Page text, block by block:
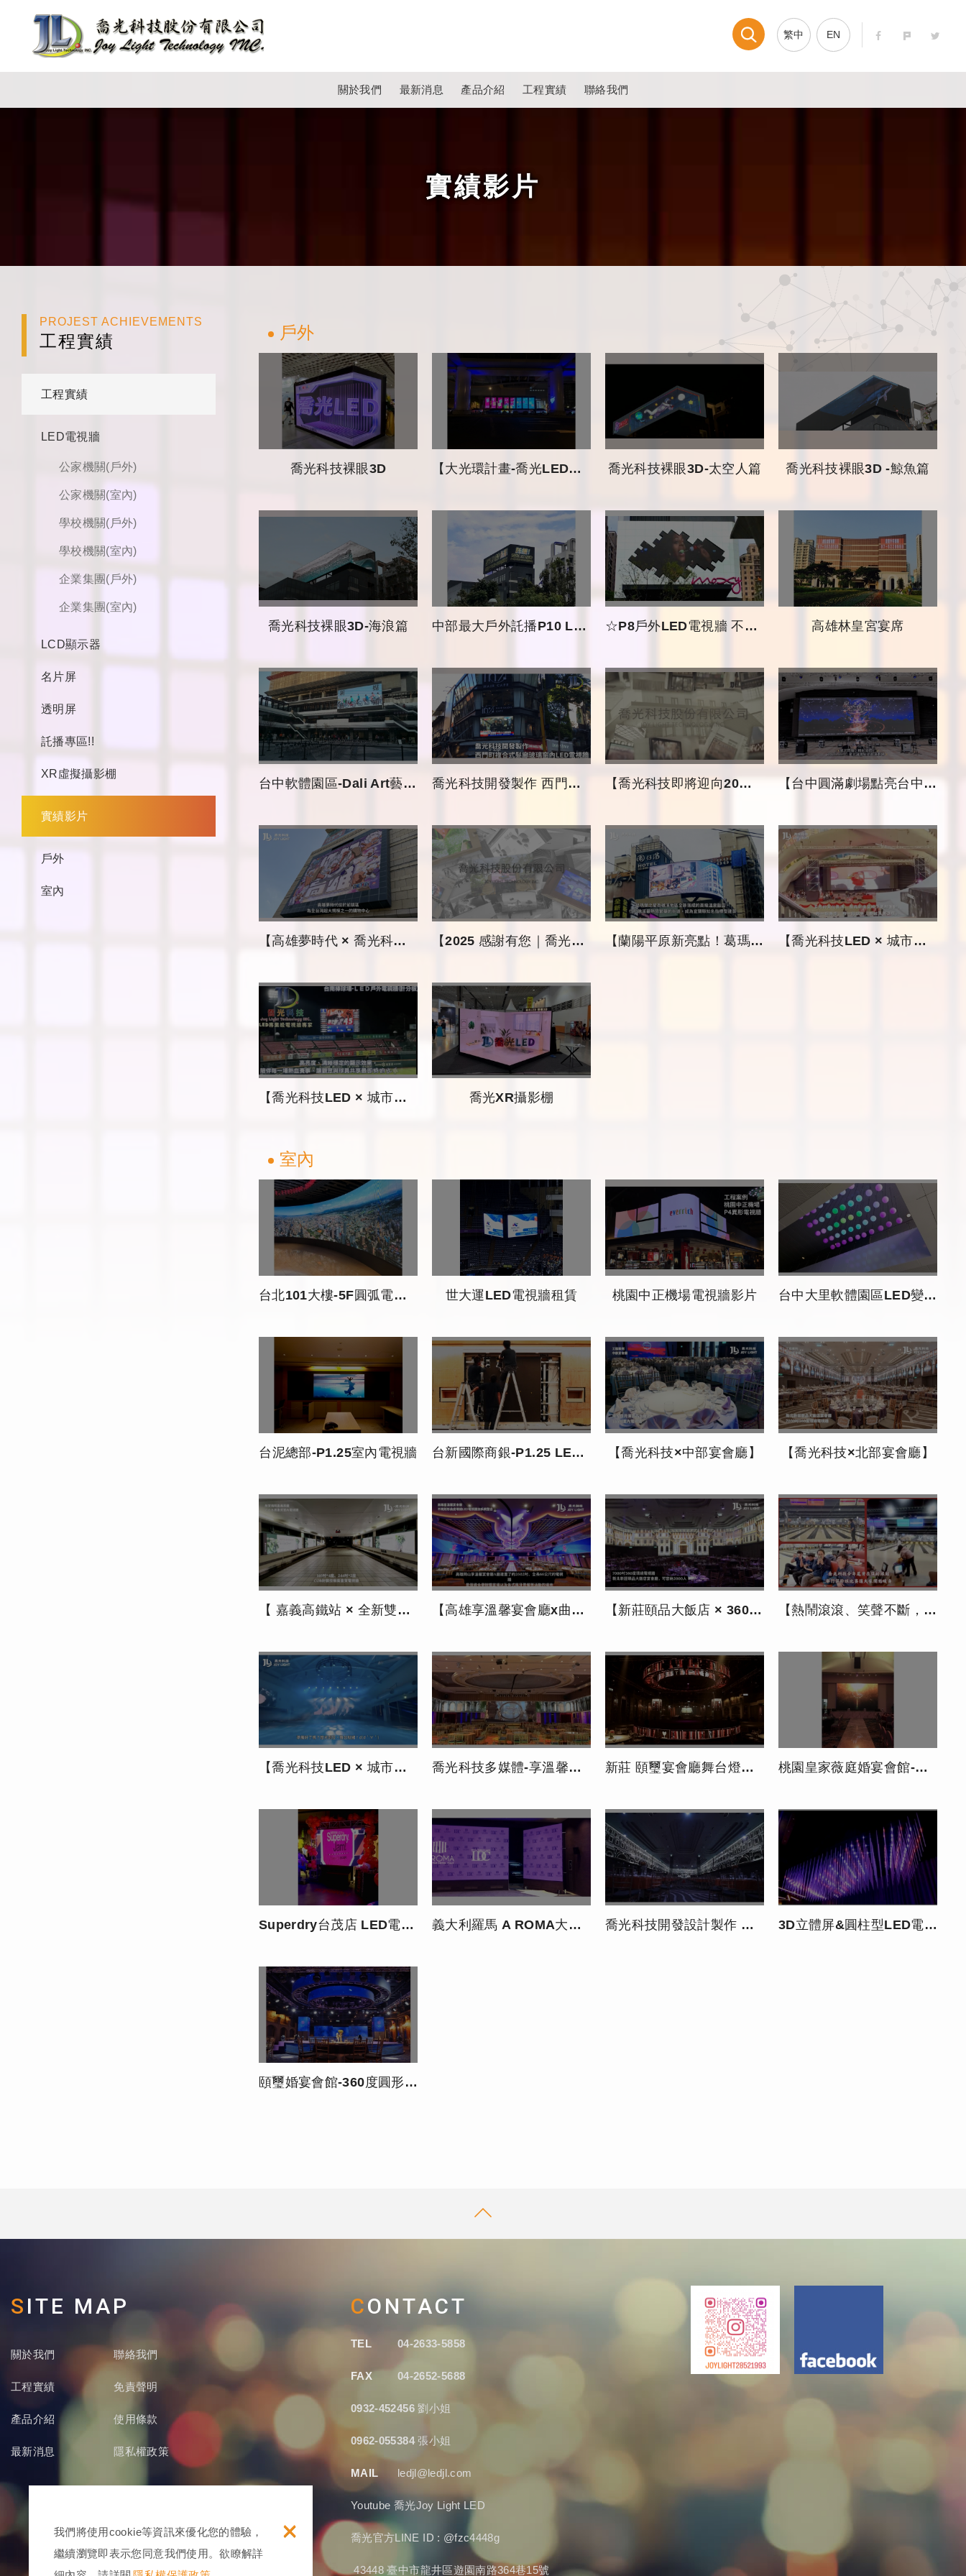
我們將使用cookie等資訊來優化您的體驗，
繼續瀏覽即表示您同意我們使用。欲瞭解詳
×
繁中 EN
關於我們 最新消息 產品介紹 工程實績 聯絡我們
實績影片
PROJEST ACHIEVEMENTS
工程實績
工程實績
LED電視牆
公家機關(戶外)
公家機關(室內)
學校機關(戶外)
學校機關(室內)
企業集團(戶外)
企業集團(室內)
LCD顯示器
名片屏
透明屏
託播專區!!
XR虛擬攝影棚
實績影片
戶外
室內
戶外
喬光科技裸眼3D 【大光環計畫-喬光LED點亮台中✨】 喬光科技裸眼3D-太空人篇 喬光科技裸眼3D -鯨魚篇
喬光科技裸眼3D-海浪篇 中部最大戶外託播P10 LED 電視牆 ☆P8戶外LED電視牆 不規則造型異形屏☆ 高雄林皇宮宴席
台中軟體園區-Dali Art藝術廣場電視牆 喬光科技開發製作 西門町複合式髮廊玻璃窗內LED電視牆 【喬光科技即將迎向20週年囉！】 【台中圓滿劇場點亮台中夜空，見證喬光精彩時刻！】
【高雄夢時代 × 喬光科技 × 提點人群視覺焦點】 【2025 感謝有您｜喬光科技工程實績回顧】 【蘭陽平原新亮點！葛瑪蘭之星弧形巨幕閃耀頂端】 【喬光科技LED × 城市地標案例｜台中文化局圓滿劇場 & 菲律賓聖誕節】
【喬光科技LED × 城市地標案例｜台中文化局圓滿劇場 & 台南棒球場】 喬光XR攝影棚
室內
台北101大樓-5F圓弧電視牆&動態球 世大運LED電視牆租賃 桃園中正機場電視牆影片 台中大里軟體園區LED變色動態燈球
台泥總部-P1.25室內電視牆 台新國際商銀-P1.25 LED電視牆安裝 【喬光科技×中部宴會廳】 【喬光科技×北部宴會廳】
【 嘉義高鐵站 × 全新雙排迎賓大道電視牆】 【高雄享溫馨宴會廳x曲面電視牆及環控系統整合】 【新莊頤品大飯店 × 360° 環繞視覺里程碑】 【熱鬧滾滾、笑聲不斷，喬光科技年度尾牙圓滿落幕！】
【喬光科技LED × 城市地標案例｜麥寮鄉立生活美學館與舞台燈光整合】 喬光科技多媒體-享溫馨婚宴會館開場動畫製作 新莊 頤璽宴會廳舞台燈光秀 影片來源by新娘物語 桃園皇家薇庭婚宴會館-獨家對開式螢幕+多媒體數位環控環繞電視牆
Superdry台茂店 LED電視牆租賃 義大利羅馬 A ROMA大飯店-室內超大LED電視牆 喬光科技開發設計製作 亞洲宴會廳超大室內環繞高解析異形-新莊頤品大飯店 3D立體屏&圓柱型LED電視牆
頤璽婚宴會館-360度圓形雙層升降LED螢幕
SITE MAP
關於我們
工程實績
產品介紹
最新消息
聯絡我們
免責聲明
使用條款
隱私權政策
CONTACT
TEL 04-2633-5858
FAX 04-2652-5688
0932-452456劉小姐
0962-055384張小姐
MAIL ledjl@ledjl.com
Youtube 喬光Joy Light LED
喬光官方LINE ID : @fzc4448g
43448 臺中市龍井區遊園南路364巷15號